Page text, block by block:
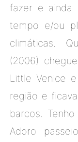
fazer e
tempo e/ou
climáticas.
(2006)
Little Venice
região e
barcos.
Adoro